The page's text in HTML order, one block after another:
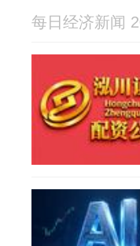
每日经济新闻